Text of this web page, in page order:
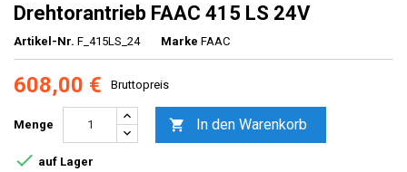
Drehtorantrieb FAAC 415 LS 24V
Artikel-Nr. F_415LS_24 Marke FAAC
608,00 € Bruttopreis
Menge  In den Warenkorb
 auf Lager